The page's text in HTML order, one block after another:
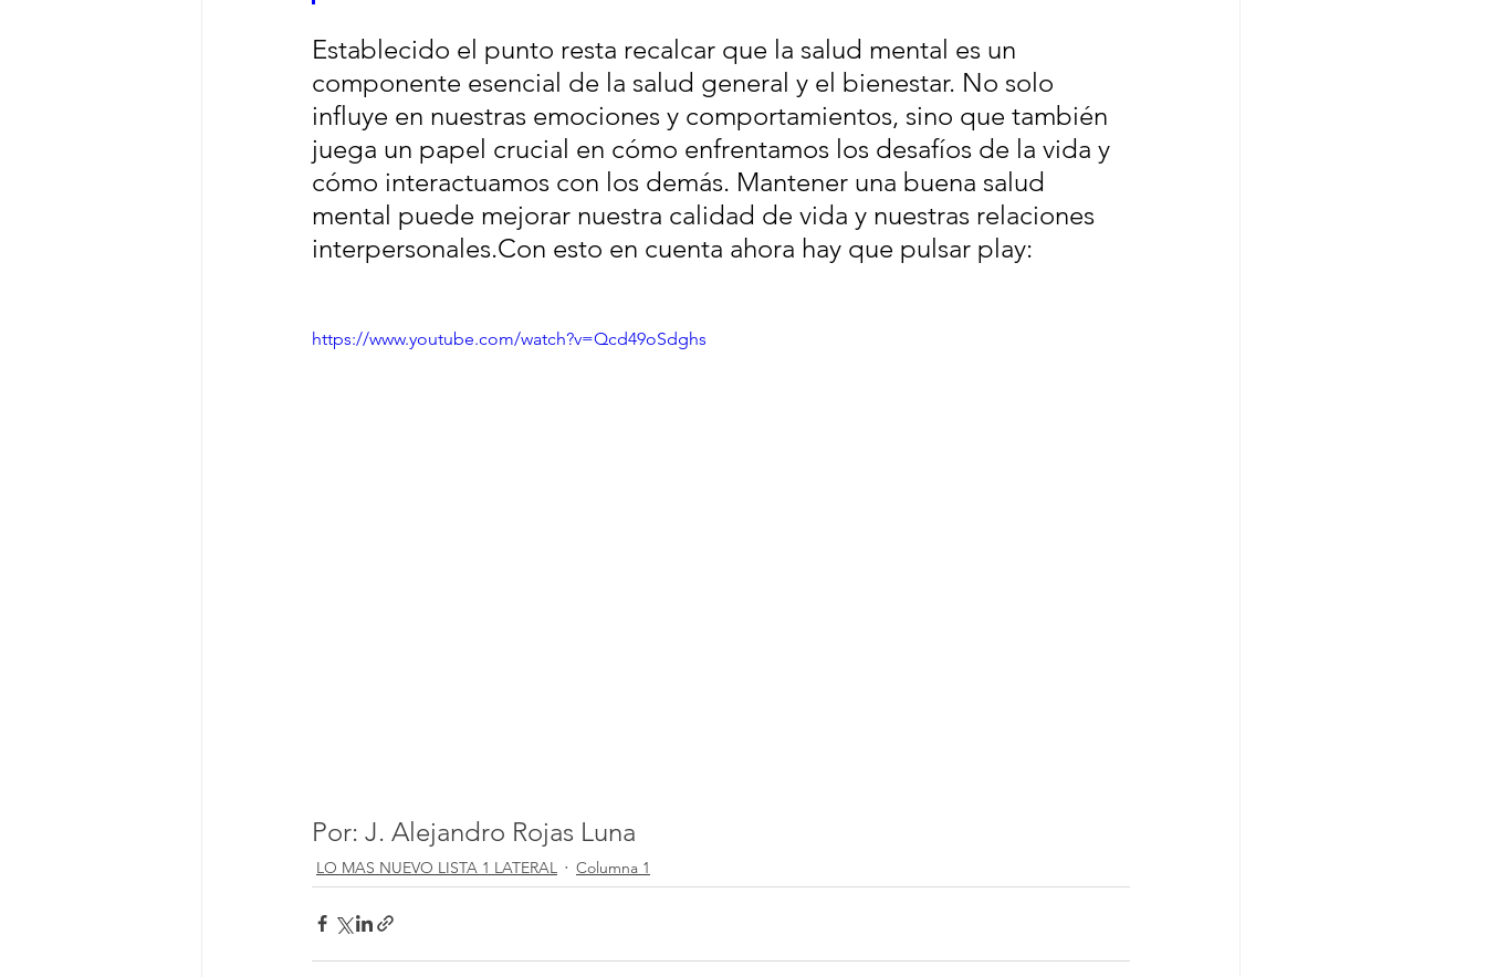
Establecido el punto resta recalcar que la salud mental es un
componente esencial de la salud general y el bienestar. No solo
influye en nuestras emociones y comportamientos, sino que también
juega un papel crucial en cómo enfrentamos los desafíos de la vida y
cómo interactuamos con los demás. Mantener una buena salud
mental puede mejorar nuestra calidad de vida y nuestras relaciones
interpersonales.Con esto en cuenta ahora hay que pulsar play:
https://www.youtube.com/watch?v=Qcd49oSdghs
Por: J. Alejandro Rojas Luna
LO MAS NUEVO LISTA 1 LATERAL Columna 1